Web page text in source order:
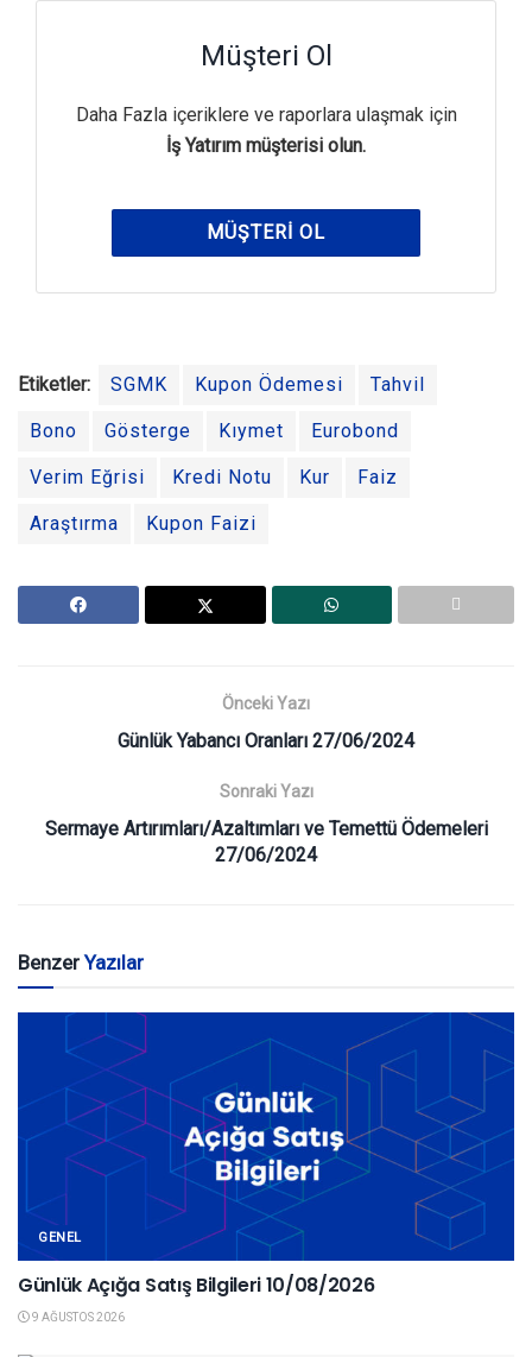
Müşteri Ol
Daha Fazla içeriklere ve raporlara ulaşmak için
İş Yatırım müşterisi olun.
MÜŞTERI OL
Etiketler: SGMK Kupon Ödemesi Tahvil
Bono Gösterge Kıymet Eurobond
Verim Eğrisi Kredi Notu Kur Faiz
Araştırma Kupon Faizi
Önceki Yazı
Günlük Yabancı Oranları 27/06/2024
Sonraki Yazı
Sermaye Artırımları/Azaltımları ve Temettü Ödemeleri
27/06/2024
BenzerYazılar
GENEL
Günlük Açığa Satış Bilgileri 10/08/2026
9 AĞUSTOS 2026